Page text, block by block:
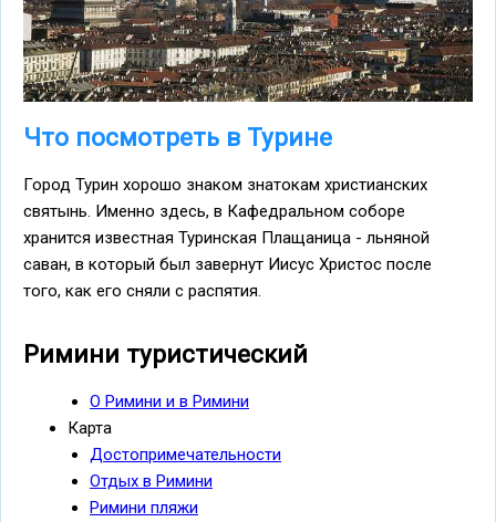
Что посмотреть в Турине
Город Турин хорошо знаком знатокам христианских
святынь. Именно здесь, в Кафедральном соборе
хранится известная Туринская Плащаница - льняной
саван, в который был завернут Иисус Христос после
того, как его сняли с распятия.
Римини туристический
О Римини и в Римини
Карта
Достопримечательности
Отдых в Римини
Римини пляжи